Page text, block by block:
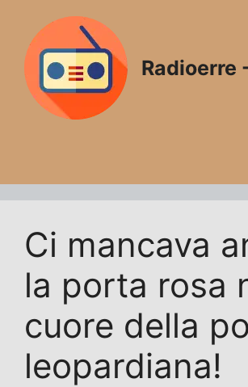
contenuto
Radioerre
Ci mancava
la porta rosa
cuore della
leopardiana!